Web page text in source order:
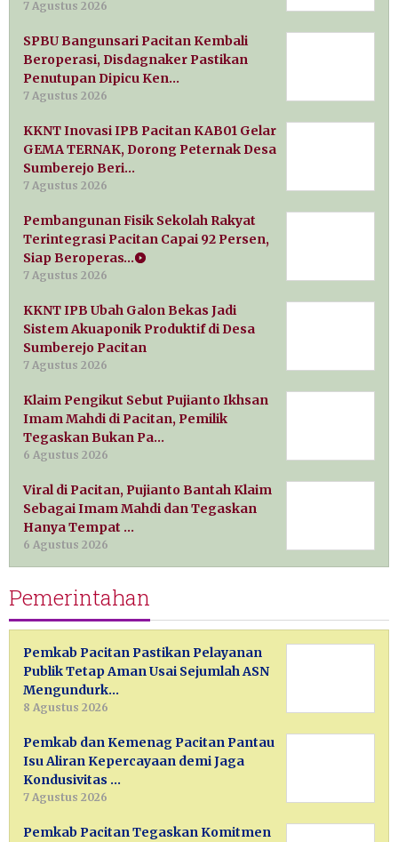
7 Agustus 2026
SPBU Bangunsari Pacitan Kembali
Beroperasi, Disdagnaker Pastikan
Penutupan Dipicu Ken…
7 Agustus 2026
KKNT Inovasi IPB Pacitan KAB01 Gelar
GEMA TERNAK, Dorong Peternak Desa
Sumberejo Beri…
7 Agustus 2026
Pembangunan Fisik Sekolah Rakyat
Terintegrasi Pacitan Capai 92 Persen,
Siap Beroperas…
7 Agustus 2026
KKNT IPB Ubah Galon Bekas Jadi
Sistem Akuaponik Produktif di Desa
Sumberejo Pacitan
7 Agustus 2026
Klaim Pengikut Sebut Pujianto Ikhsan
Imam Mahdi di Pacitan, Pemilik
Tegaskan Bukan Pa…
6 Agustus 2026
Viral di Pacitan, Pujianto Bantah Klaim
Sebagai Imam Mahdi dan Tegaskan
Hanya Tempat …
6 Agustus 2026
Pemerintahan
Pemkab Pacitan Pastikan Pelayanan
Publik Tetap Aman Usai Sejumlah ASN
Mengundurk…
8 Agustus 2026
Pemkab dan Kemenag Pacitan Pantau
Isu Aliran Kepercayaan demi Jaga
Kondusivitas …
7 Agustus 2026
Pemkab Pacitan Tegaskan Komitmen